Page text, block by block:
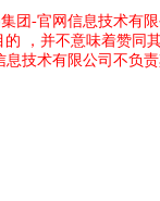
团-官网信息技术有
，并不意味着赞同
息技术有限公司不负责